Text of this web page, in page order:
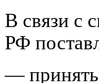
В связи с
РФ
— принять